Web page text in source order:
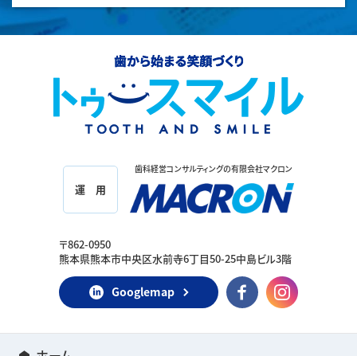
運 用
歯科経営コンサルティングの有限会社マクロン
〒862-0950
熊本県熊本市中央区水前寺6丁目50-25中島ビル3階
Googlemap